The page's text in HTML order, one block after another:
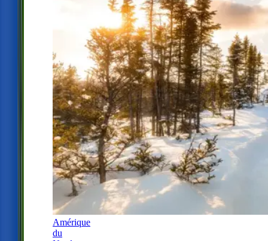
Amérique
du